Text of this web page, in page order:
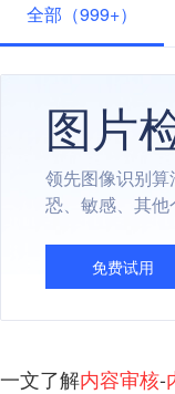
全部（999+）
图片
领先图像识别
恐、敏感、其
免费试用
一文了解内容审核-